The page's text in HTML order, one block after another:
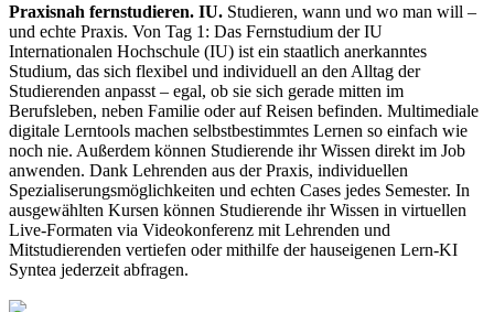
Praxisnah fernstudieren. IU. Studieren, wann und wo man will –
und echte Praxis. Von Tag 1: Das Fernstudium der IU
Internationalen Hochschule (IU) ist ein staatlich anerkanntes
Studium, das sich flexibel und individuell an den Alltag der
Studierenden anpasst – egal, ob sie sich gerade mitten im
Berufsleben, neben Familie oder auf Reisen befinden. Multimediale
digitale Lerntools machen selbstbestimmtes Lernen so einfach wie
noch nie. Außerdem können Studierende ihr Wissen direkt im Job
anwenden. Dank Lehrenden aus der Praxis, individuellen
Spezialiserungsmöglichkeiten und echten Cases jedes Semester. In
ausgewählten Kursen können Studierende ihr Wissen in virtuellen
Live-Formaten via Videokonferenz mit Lehrenden und
Mitstudierenden vertiefen oder mithilfe der hauseigenen Lern-KI
Syntea jederzeit abfragen.